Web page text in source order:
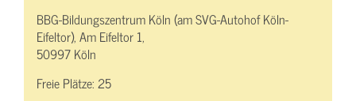
BBG-Bildungszentrum Köln (am SVG-Autohof Köln-
Eifeltor), Am Eifeltor 1,
50997 Köln
Freie Plätze:25